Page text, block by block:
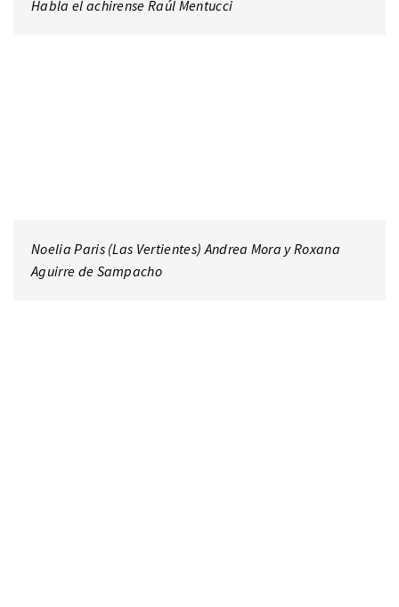
Habla el achirense Raúl Mentucci
Noelia Paris (Las Vertientes) Andrea Mora y Roxana
Aguirre de Sampacho